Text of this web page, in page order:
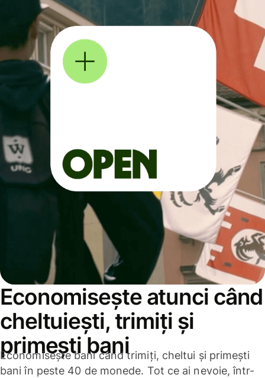
Economisește atunci când
cheltuiești, trimiți și
primești bani
Economisește bani când trimiți, cheltui și primești
bani în peste 40 de monede. Tot ce ai nevoie, într-